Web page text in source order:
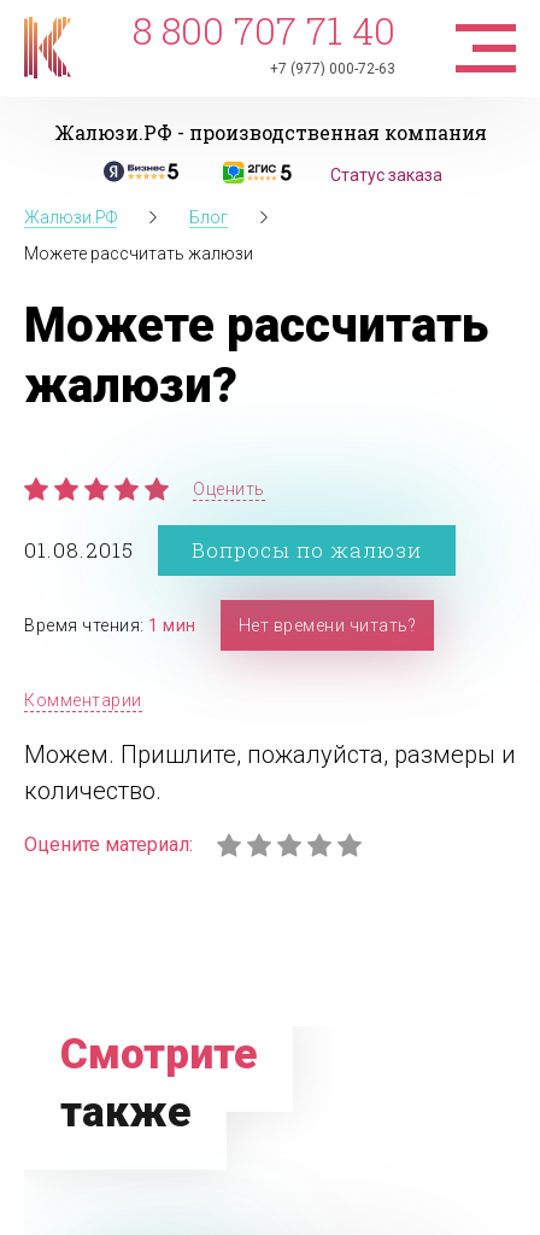
8 800 707 71 40
+7 (977) 000-72-63
Жалюзи.РФ - производственная компания
Статус заказа
Жалюзи.РФ
Блог
Можете рассчитать жалюзи
Можете рассчитать
жалюзи?
Оценить
01.08.2015 Вопросы по жалюзи
Время чтения: 1 мин Нет времени читать?
Комментарии
Можем. Пришлите, пожалуйста, размеры и
количество.
Оцените материал:
Смотрите
также